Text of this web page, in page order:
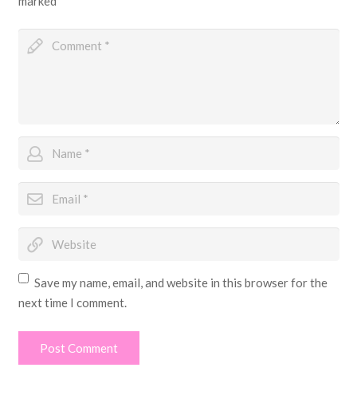
Save my name, email, and website in this browser for the
next time I comment.
Post Comment